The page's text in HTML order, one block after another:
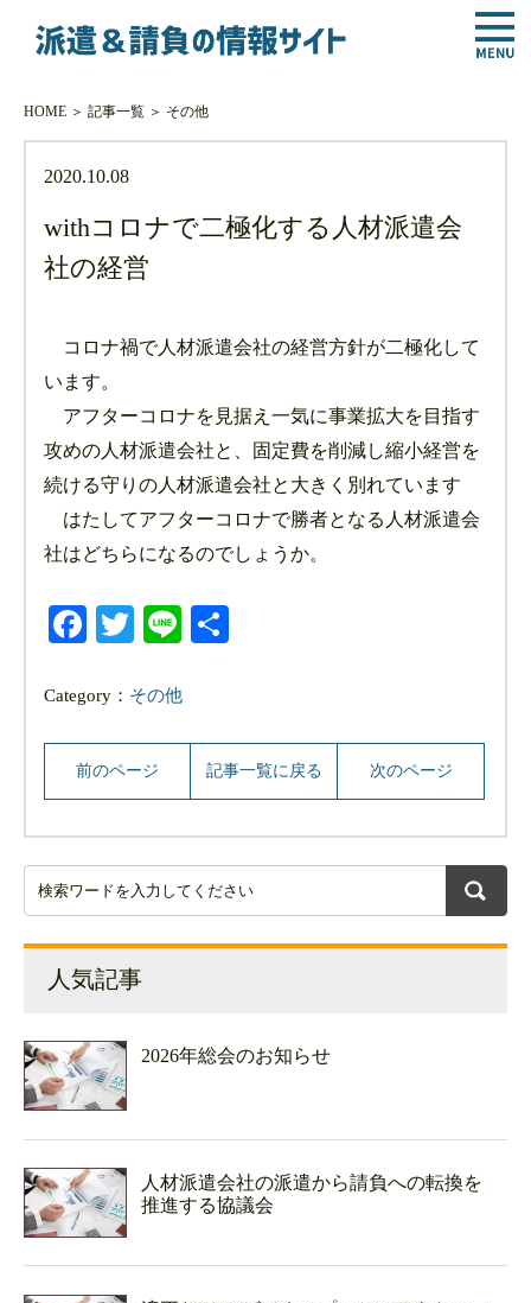
HOME＞ 記事一覧＞ その他
2020.10.08
withコロナで二極化する人材派遣会
社の経営
コロナ禍で人材派遣会社の経営方針が二極化して
います。
アフターコロナを見据え一気に事業拡大を目指す
攻めの人材派遣会社と、固定費を削減し縮小経営を
続ける守りの人材派遣会社と大きく別れています
はたしてアフターコロナで勝者となる人材派遣会
社はどちらになるのでしょうか。
Facebook
Twitter
Line
Category： その他
前のページ 記事一覧に戻る 次のページ
人気記事
2026年総会のお知らせ
人材派遣会社の派遣から請負への転換を
推進する協議会